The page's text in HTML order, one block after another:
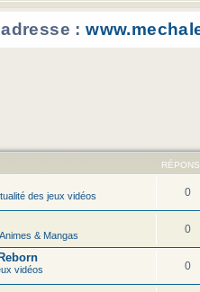
:
des jeux vidéos 0
Animes & Mangas 0
vidéos 0